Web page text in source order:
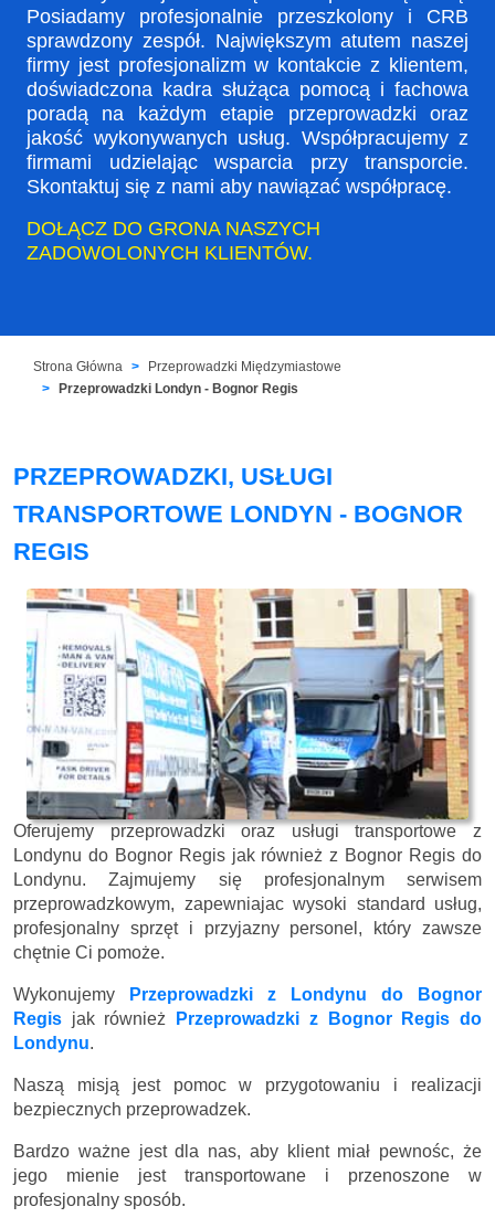
Posiadamy profesjonalnie przeszkolony i CRB
sprawdzony zespół. Największym atutem naszej
firmy jest profesjonalizm w kontakcie z klientem,
doświadczona kadra służąca pomocą i fachowa
poradą na każdym etapie przeprowadzki oraz
jakość wykonywanych usług. Współpracujemy z
firmami udzielając wsparcia przy transporcie.
Skontaktuj się z nami aby nawiązać współpracę.
DOŁĄCZ DO GRONA NASZYCH
ZADOWOLONYCH KLIENTÓW.
Strona Główna
Przeprowadzki Międzymiastowe
Przeprowadzki Londyn - Bognor Regis
PRZEPROWADZKI, USŁUGI
TRANSPORTOWE LONDYN - BOGNOR
REGIS
Oferujemy przeprowadzki oraz usługi transportowe z
Londynu do Bognor Regis jak również z Bognor Regis do
Londynu. Zajmujemy się profesjonalnym serwisem
przeprowadzkowym, zapewniajac wysoki standard usług,
profesjonalny sprzęt i przyjazny personel, który zawsze
chętnie Ci pomoże.
Wykonujemy
Przeprowadzki z Londynu do Bognor
Regis jak również
Przeprowadzki z Bognor Regis do
Londynu.
Naszą misją jest pomoc w przygotowaniu i realizacji
bezpiecznych przeprowadzek.
Bardzo ważne jest dla nas, aby klient miał pewnośc, że
jego mienie jest transportowane i przenoszone w
profesjonalny sposób.